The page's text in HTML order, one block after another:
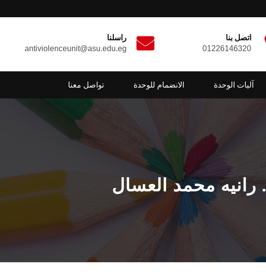
اتصل بنا
01226146320
راسلنا
antiviolenceunit@asu.edu.eg
آليات الوحدة الانضمام للوحدة تواصل معنا
أ. رانيه محمد العسال